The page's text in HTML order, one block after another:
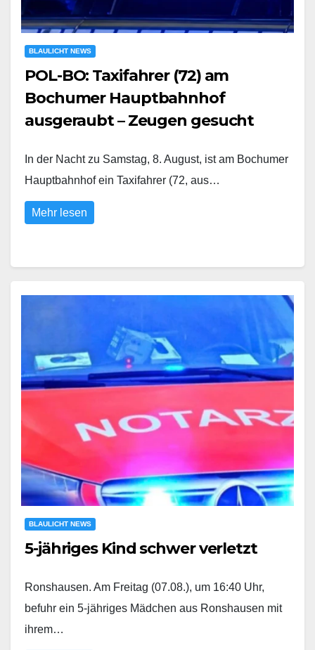
BLAULICHT NEWS
POL-BO: Taxifahrer (72) am
Bochumer Hauptbahnhof
ausgeraubt – Zeugen gesucht
In der Nacht zu Samstag, 8. August, ist am Bochumer
Hauptbahnhof ein Taxifahrer (72, aus…
Mehr lesen
BLAULICHT NEWS
5-jähriges Kind schwer verletzt
Ronshausen. Am Freitag (07.08.), um 16:40 Uhr,
befuhr ein 5-jähriges Mädchen aus Ronshausen mit
ihrem…